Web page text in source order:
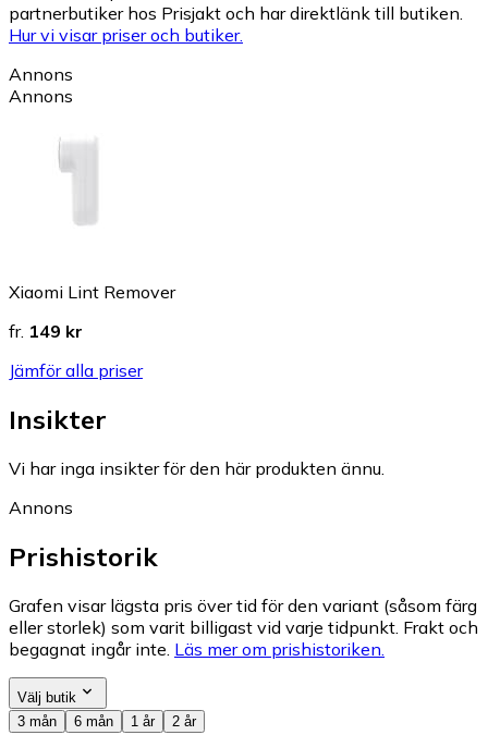
partnerbutiker hos Prisjakt och har direktlänk till butiken.
Hur vi visar priser och butiker.
Annons
Annons
Xiaomi Lint Remover
fr. 149 kr
Jämför alla priser
Insikter
Vi har inga insikter för den här produkten ännu.
Annons
Prishistorik
Grafen visar lägsta pris över tid för den variant (såsom färg
eller storlek) som varit billigast vid varje tidpunkt. Frakt och
begagnat ingår inte. Läs mer om prishistoriken.
Välj butik
3 mån
6 mån 1 år 2 år